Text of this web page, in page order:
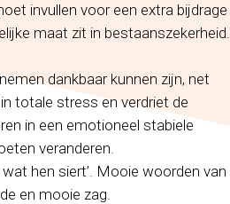
invullen voor een extra bijdrage
maat zit in bestaanszekerheid.
dankbaar kunnen zijn, net
totale stress en verdriet de
in een emotioneel stabiele
veranderen.
hen siert’. Mooie woorden van
en mooie zag.